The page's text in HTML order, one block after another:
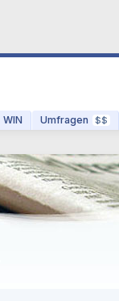
WIN Umfragen $$